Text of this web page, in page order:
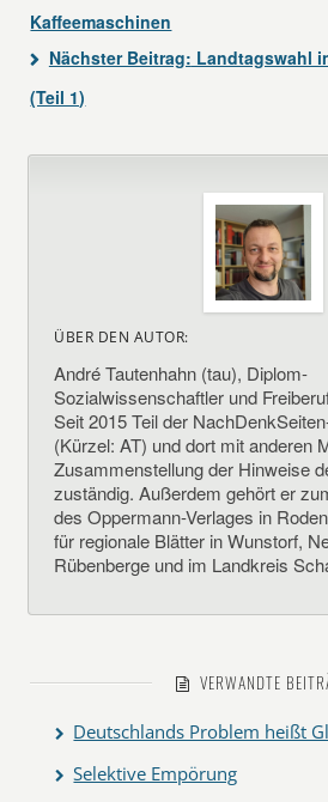
Kaffeemaschinen
Nächster Beitrag: Landtagswahl
(Teil 1)
ÜBER DEN AUTOR:
André Tautenhahn (tau), Diplom-
Sozialwissenschaftler und
Seit 2015 Teil der
(Kürzel: AT) und dort mit anderen
Zusammenstellung der Hinweise
zuständig. Außerdem gehört er
des Oppermann-Verlages in
für regionale Blätter in Wunstorf,
Rübenberge und im Landkreis
VERWANDTE
Deutschlands Problem heißt
Selektive Empörung